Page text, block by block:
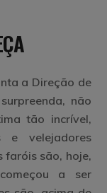
a Direção de
não
tão incrível,
e velejadores
faróis são, hoje,
a ser